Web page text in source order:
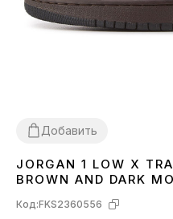
Добавить
36373839 4041424344 45
JORGAN 1 LOW X
BROWN AND DARK
Код:FKS2360556